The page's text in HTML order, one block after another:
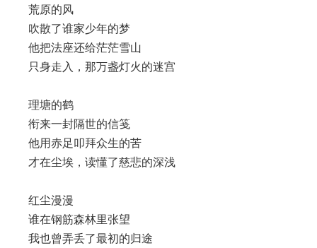
荒原的风
吹散了谁家少年的梦
他把法座还给茫茫雪山
只身走入，那万盏灯火的迷宫
理塘的鹤
衔来一封隔世的信笺
他用赤足叩拜众生的苦
才在尘埃，读懂了慈悲的深浅
红尘漫漫
谁在钢筋森林里张望
我也曾弄丢了最初的归途